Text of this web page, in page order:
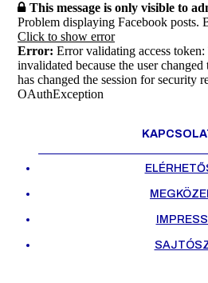
This message is only visible to
Problem displaying Facebook posts.
Click to show error
Error: Error validating access token:
invalidated because the user
has changed the session for security
OAuthException